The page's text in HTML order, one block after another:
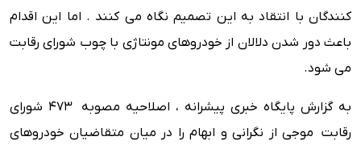
کنندگان با انتقاد به این تصمیم نگاه می کنند . اما این اقدام
باعث دور شدن دلالان از خودروهای مونتاژی با چوب شورای رقابت
می شود.
به گزارش پایگاه خبری پیشرانه ، اصلاحیه مصوبه ۴۷۳ شورای
رقابت موجی از نگرانی و ابهام را در میان متقاضیان خودروهای